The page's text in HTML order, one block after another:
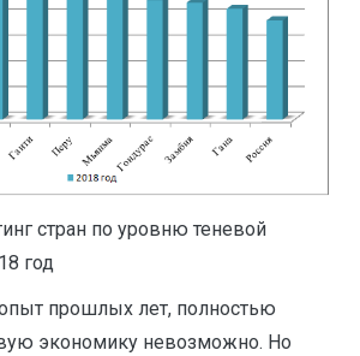
стран по уровню теневой
год
прошлых лет, полностью
экономику невозможно. Но